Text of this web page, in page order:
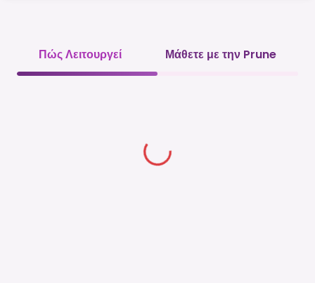
Πώς Λειτουργεί Μάθετε με την Prune